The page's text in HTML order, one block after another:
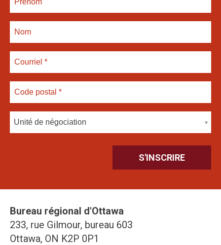
Unité de négociation
Bureau régional d'Ottawa
233, rue Gilmour, bureau 603
Ottawa, ON K2P 0P1